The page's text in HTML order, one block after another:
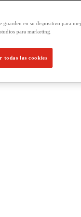
guarden en su dispositivo para
para marketing.
todas las cookies